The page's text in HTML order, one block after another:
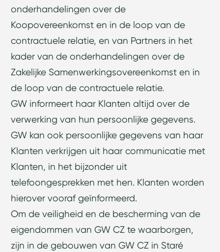
onderhandelingen over de
Koopovereenkomst en in de loop van de
contractuele relatie, en van Partners in het
kader van de onderhandelingen over de
Zakelijke Samenwerkingsovereenkomst en in
de loop van de contractuele relatie.
GW informeert haar Klanten altijd over de
verwerking van hun persoonlijke gegevens.
GW kan ook persoonlijke gegevens van haar
Klanten verkrijgen uit haar communicatie met
Klanten, in het bijzonder uit
telefoongesprekken met hen. Klanten worden
hierover vooraf geïnformeerd.
Om de veiligheid en de bescherming van de
eigendommen van GW CZ te waarborgen,
zijn in de gebouwen van GW CZ in Staré